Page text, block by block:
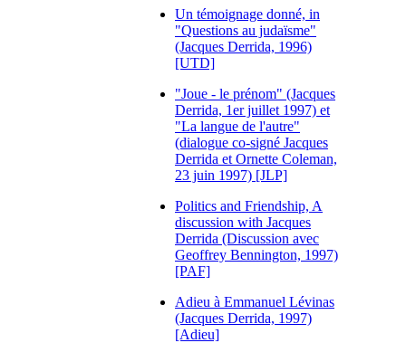
Un témoignage donné, in
"Questions au judaïsme"
(Jacques Derrida, 1996)
[UTD]
"Joue - le prénom" (Jacques
Derrida, 1er juillet 1997) et
"La langue de l'autre"
(dialogue co-signé Jacques
Derrida et Ornette Coleman,
23 juin 1997) [JLP]
Politics and Friendship, A
discussion with Jacques
Derrida (Discussion avec
Geoffrey Bennington, 1997)
[PAF]
Adieu à Emmanuel Lévinas
(Jacques Derrida, 1997)
[Adieu]